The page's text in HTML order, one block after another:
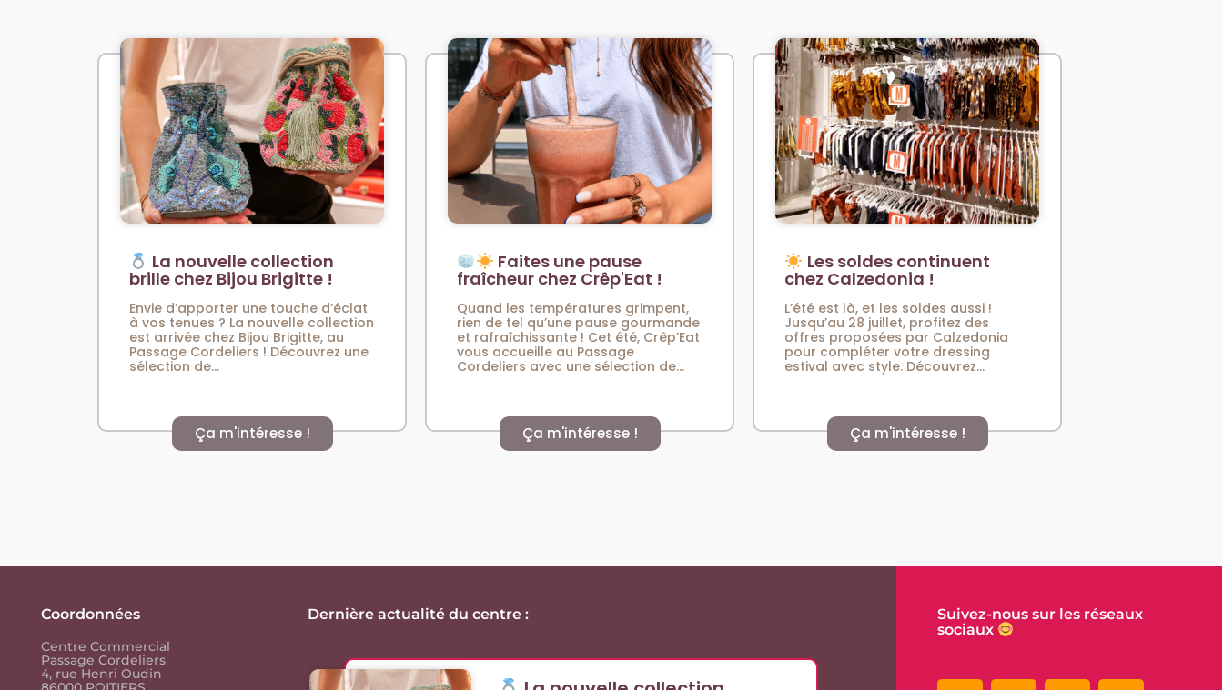
La nouvelle collection
brille chez Bijou Brigitte !
Envie d’apporter une touche d’éclat
à vos tenues ? La nouvelle collection
est arrivée chez Bijou Brigitte, au
Passage Cordeliers ! Découvrez une
sélection de...
Ça m'intéresse !
Faites une pause
fraîcheur chez Crêp'Eat !
Quand les températures grimpent,
rien de tel qu’une pause gourmande
et rafraîchissante ! Cet été, Crêp’Eat
vous accueille au Passage
Cordeliers avec une sélection de...
Ça m'intéresse !
Les soldes continuent
chez Calzedonia !
L’été est là, et les soldes aussi !
Jusqu’au 28 juillet, profitez des
offres proposées par Calzedonia
pour compléter votre dressing
estival avec style. Découvrez...
Ça m'intéresse !
Coordonnées
Centre Commercial
Passage Cordeliers
4, rue Henri Oudin
Dernière actualité du centre :
Suivez-nous sur les réseaux
sociaux